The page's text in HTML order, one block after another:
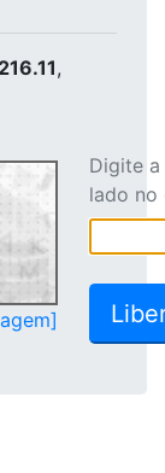
,
Digite
lado no